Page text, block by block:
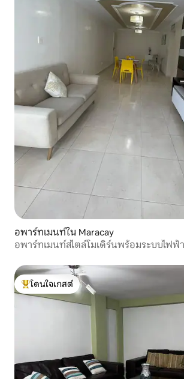
อพาร์ทเมนท์ใน Maracay
อพาร์ทเมนท์สไตล์โมเดิร์นพร้อมระบบไฟฟ้า
โดนใจเกสต์ที่สุด
โดนใจเกสต์